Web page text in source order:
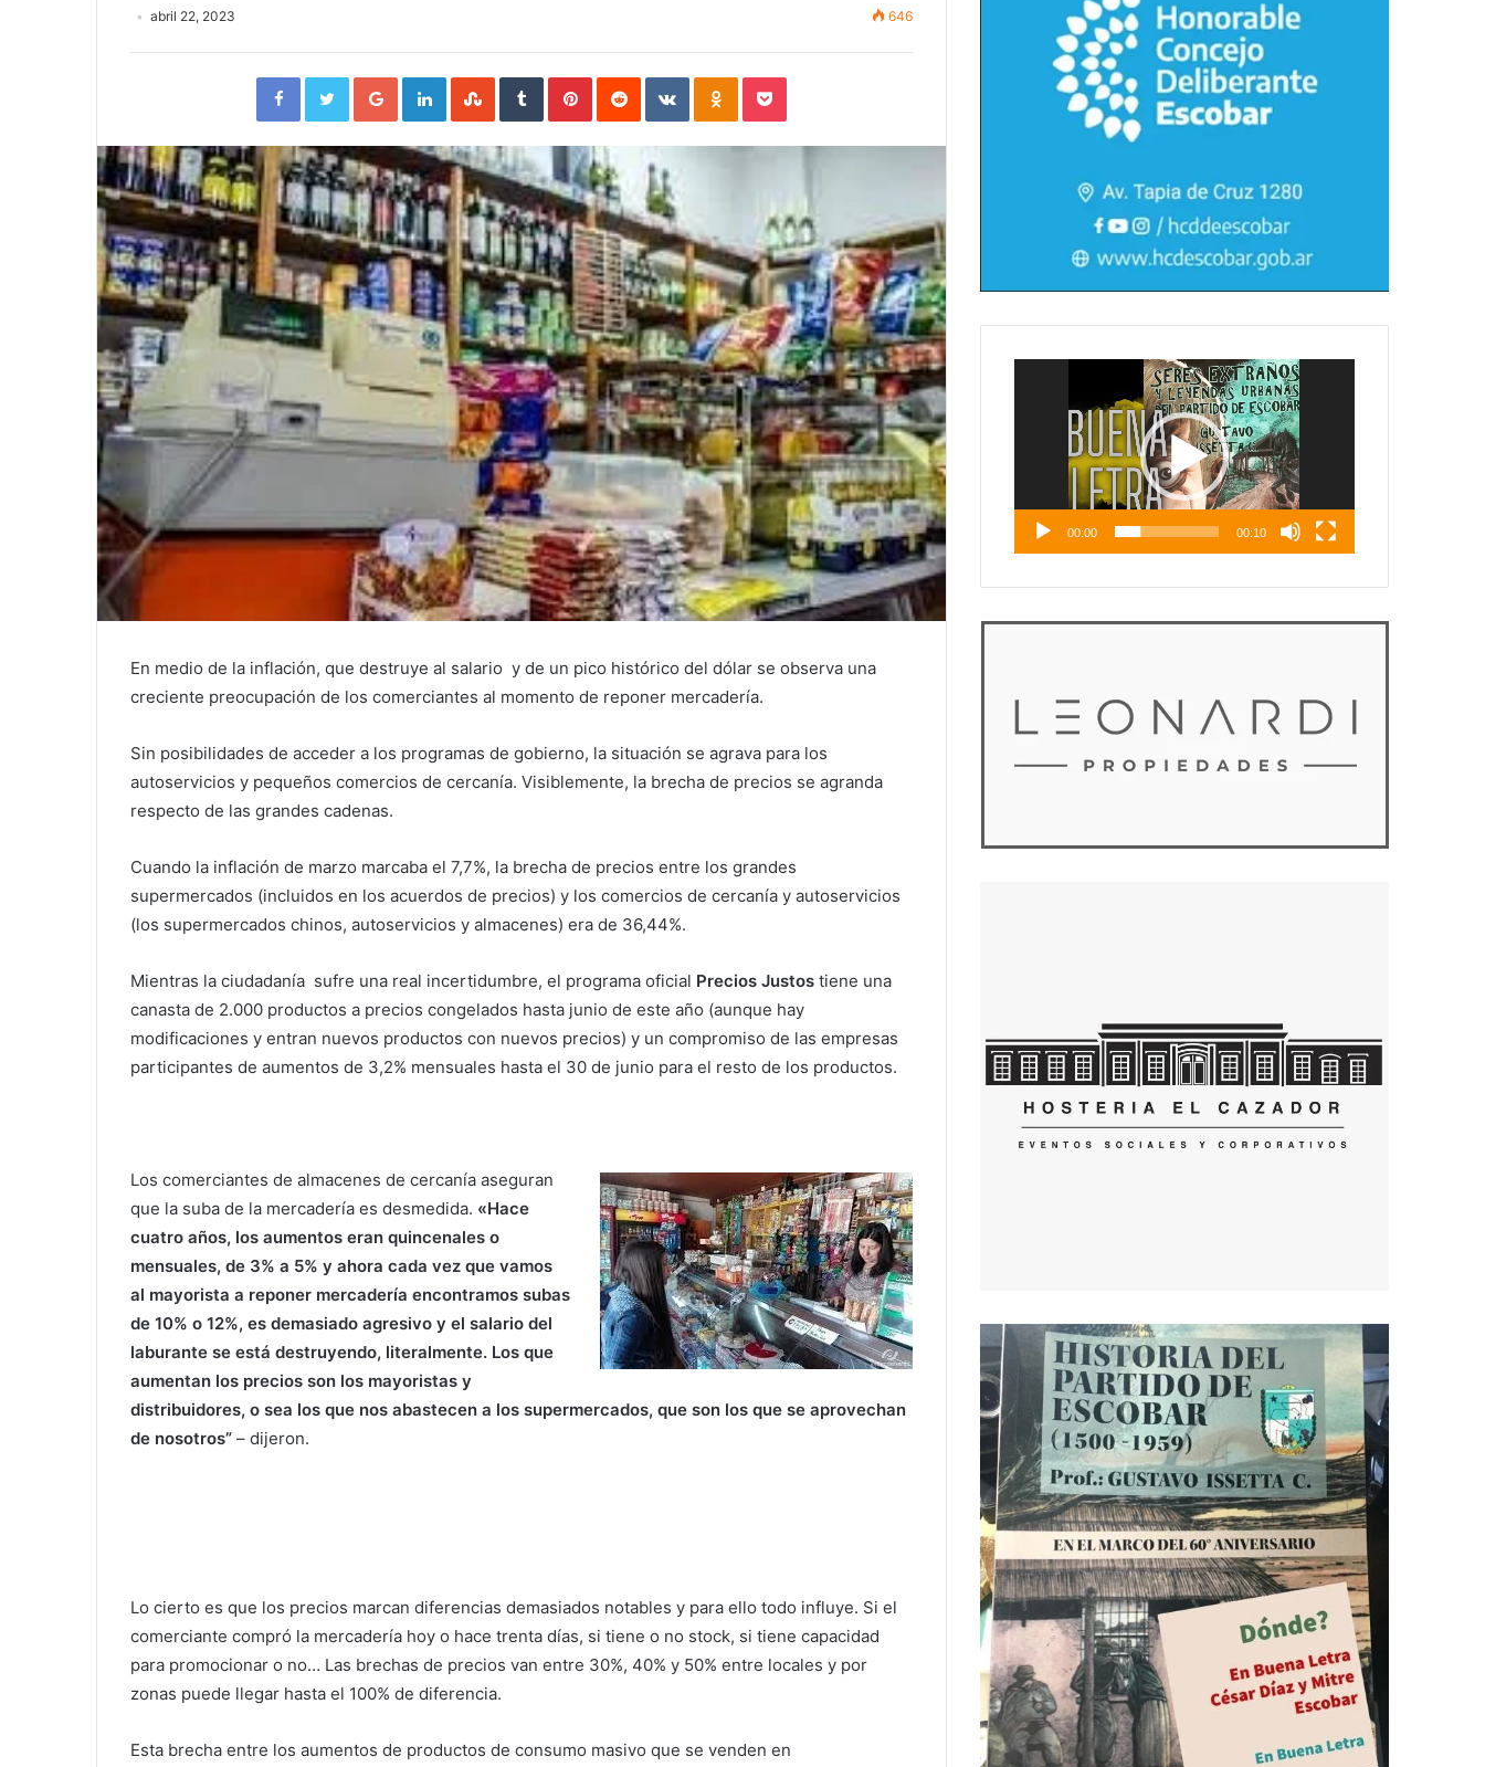
abril 22, 2023 646
FacebookTwitterGoogle+LinkedInStumbleUpon
TumblrPinterestReddit VKontakteOdnoklassniki
Pocket
En medio de la inflación, que destruye al salario y de un pico histórico del dólar se observa una
creciente preocupación de los comerciantes al momento de reponer mercadería.
Sin posibilidades de acceder a los programas de gobierno, la situación se agrava para los
autoservicios y pequeños comercios de cercanía. Visiblemente, la brecha de precios se agranda
respecto de las grandes cadenas.
Cuando la inflación de marzo marcaba el 7,7%, la brecha de precios entre los grandes
supermercados (incluidos en los acuerdos de precios) y los comercios de cercanía y autoservicios
(los supermercados chinos, autoservicios y almacenes) era de 36,44%.
Mientras la ciudadanía sufre una real incertidumbre, el programa oficial Precios Justos tiene una
canasta de 2.000 productos a precios congelados hasta junio de este año (aunque hay
modificaciones y entran nuevos productos con nuevos precios) y un compromiso de las empresas
participantes de aumentos de 3,2% mensuales hasta el 30 de junio para el resto de los productos.
Los comerciantes de almacenes de cercanía aseguran
que la suba de la mercadería es desmedida. «Hace
cuatro años, los aumentos eran quincenales o
mensuales, de 3% a 5% y ahora cada vez que vamos
al mayorista a reponer mercadería encontramos subas
de 10% o 12%, es demasiado agresivo y el salario del
laburante se está destruyendo, literalmente. Los que
aumentan los precios son los mayoristas y
distribuidores, o sea los que nos abastecen a los supermercados, que son los que se aprovechan
de nosotros” – dijeron.
Lo cierto es que los precios marcan diferencias demasiados notables y para ello todo influye. Si el
comerciante compró la mercadería hoy o hace trenta días, si tiene o no stock, si tiene capacidad
para promocionar o no… Las brechas de precios van entre 30%, 40% y 50% entre locales y por
zonas puede llegar hasta el 100% de diferencia.
Esta brecha entre los aumentos de productos de consumo masivo que se venden en
00:00 00:10